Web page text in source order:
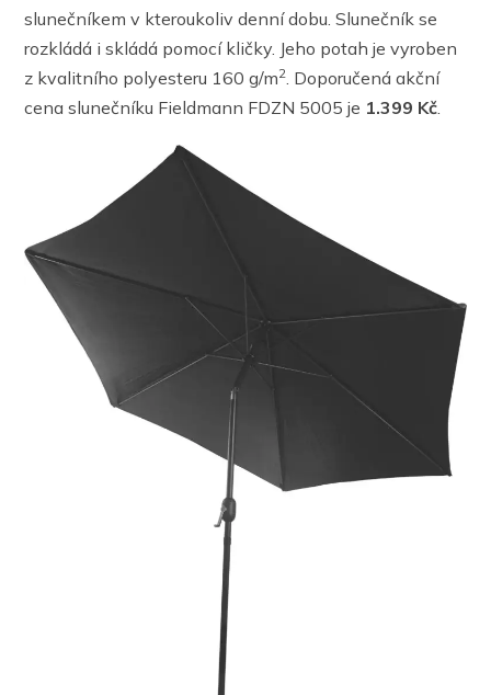
slunečníkem v kteroukoliv denní dobu. Slunečník se
rozkládá i skládá pomocí kličky. Jeho potah je vyroben
z kvalitního polyesteru 160 g/m2. Doporučená akční
cena slunečníku Fieldmann FDZN 5005 je 1.399 Kč.